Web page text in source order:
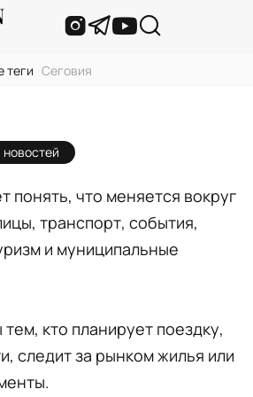
теги Сеговия
новостей
понять, что меняется вокруг
транспорт, события,
и муниципальные
кто планирует поездку,
следит за рынком жилья или